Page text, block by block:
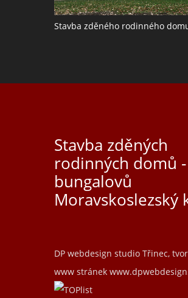
Stavba zděného rodinného
Stavba zděných
rodinných domů -
bungalovů
Moravskoslezský
DP webdesign studio Třinec,
www stránek